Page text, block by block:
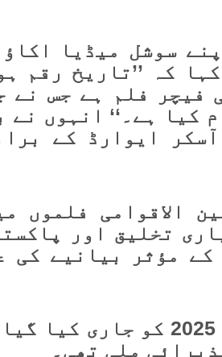
سوشل میڈیا
کہ ’’تاریخ رقم
فیچر فلم ہے جس نے
2025 اپنے نام کیا ہے۔‘‘
ایوارڈ کے
500 سے زائد بین الاقوامی
تخلیق اور
مؤثر بیانیے کی
فلم ’موکلانی‘ کا پہلا ٹیزر 4 اکتوبر 2025 کو
ملی تھی۔